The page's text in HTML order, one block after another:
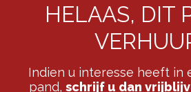
HELAAS, DIT
Indien u interesse heeft in
pand, schrijf u dan